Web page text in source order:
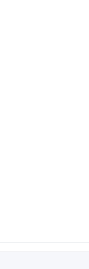
کردن شماره موبایل